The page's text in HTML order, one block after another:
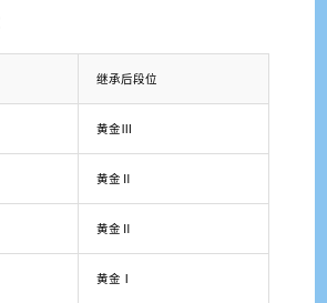
继承后段位
黄金Ⅲ
黄金Ⅱ
黄金Ⅱ
黄金Ⅰ